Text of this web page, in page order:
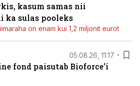
kasum samas nii
ka sulas pooleks
on enam kui 1,2 miljonit eurot
05.08.26, 11:17
fond paisutab Bioforce’i